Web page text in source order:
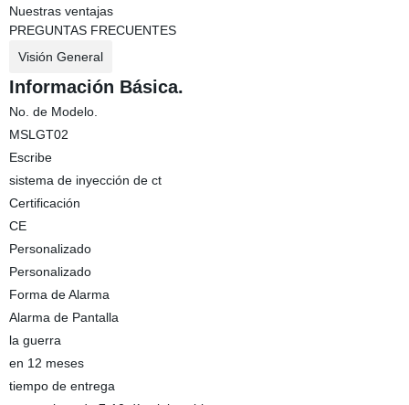
Nuestras ventajas
PREGUNTAS FRECUENTES
Visión General
Información Básica.
No. de Modelo.
MSLGT02
Escribe
sistema de inyección de ct
Certificación
CE
Personalizado
Personalizado
Forma de Alarma
Alarma de Pantalla
la guerra
en 12 meses
tiempo de entrega